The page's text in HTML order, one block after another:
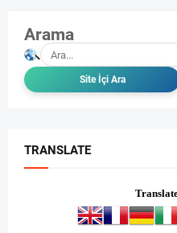
Arama
TRANSLATE